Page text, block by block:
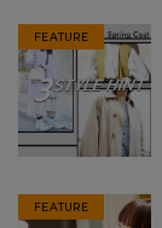
FEATURE
FEATURE